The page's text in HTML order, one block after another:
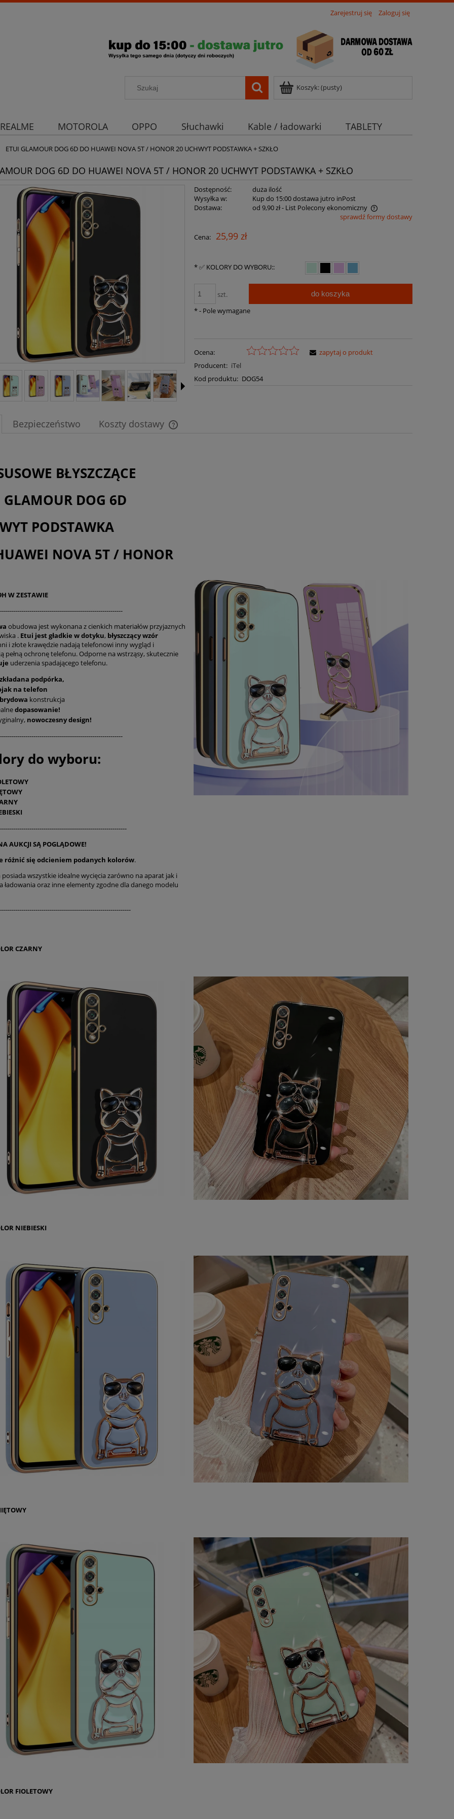
Zarejestruj się Zaloguj się
Koszyk:(pusty)
REALME MOTOROLA OPPO Słuchawki Kable / ładowarki
TABLETY
aparatu
Strona główna
ETUI GLAMOUR DOG 6D DO HUAWEI NOVA 5T / HONOR 20 UCHWYT PODSTAWKA + SZKŁO
DOG 6D DO HUAWEI NOVA 5T / HONOR 20 UCHWYT PODSTAWKA + SZKŁO
Dostępność:
duża ilość
Wysyłka w:
Kup do 15:00 dostawa jutro inPost
Dostawa:
od 9,90 zł- List Polecony ekonomiczny
płatności
sprawdź formy dostawy
Cena: 25,99 zł
*✅ KOLORY DO WYBORU::
szt. do koszyka
*- Pole wymagane
Ocena:
Producent: iTel
Kod produktu: DOG54
zapytaj o produkt
Bezpieczeństwo Koszty dostawy
BŁYSZCZĄCE
GLAMOUR DOG 6D
PODSTAWKA
NOVA 5T / HONOR
W ZESTAWIE
obudowa jest wykonana z cienkich materiałów przyjaznych
. Etui jest gładkie w dotyku, błyszczącywzór
i złote krawędzie nadają telefonowi inny wygląd i
pełną ochronę telefonu. Odporne na wstrząsy, skutecznie
uderzenia spadającego telefonu.
podpórka,
na telefon
konstrukcja
dopasowanie!
nowoczesny design!
do wyboru:
AUKCJI SĄ POGLĄDOWE!
różnić się odcieniem podanych kolorów.
wszystkie idealne wycięcia zarówno na aparat jak i
ładowania oraz inne elementy zgodne dla danego modelu
CZARNY
NIEBIESKI
FIOLETOWY